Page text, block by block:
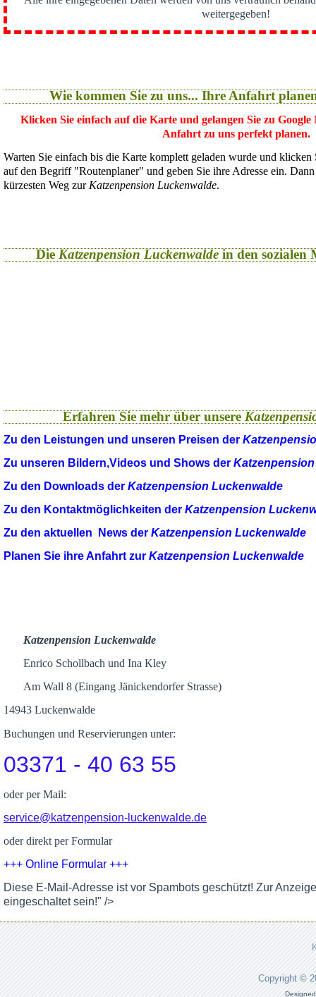
weitergegeben!
Wie kommen Sie zu uns... Ihre Anfahrt
Klicken Sie einfach auf die Karte und gelangen Sie zu
Anfahrt zu uns perfekt planen.
Warten Sie einfach bis die Karte komplett geladen wurde und
auf den Begriff "Routenplaner" und geben Sie ihre Adresse ein.
kürzesten Weg zur Katzenpension Luckenwalde.
Die Katzenpension Luckenwaldein den sozialen
Erfahren Sie mehr über unsere
Zu den Leistungen und unseren Preisen der
Zu unseren Bildern,Videos und Shows der
Zu den Downloads der Katzenpension Luckenwalde
Zu den Kontaktmöglichkeiten der Katzenpension
Zu den aktuellen News der Katzenpension Luckenwalde
Planen Sie ihre Anfahrt zur Katzenpension Luckenwalde
Katzenpension Luckenwalde
Enrico Schollbach und Ina Kley
Am Wall 8 (Eingang Jänickendorfer Strasse)
14943 Luckenwalde
Buchungen und Reservierungen unter:
03371 - 40 63 55
oder per Mail:
service@katzenpension-luckenwalde.de
oder direkt per Formular
+++ Online Formular +++
Diese E-Mail-Adresse ist vor Spambots geschützt! Zur
eingeschaltet sein!" />
Copyright ©